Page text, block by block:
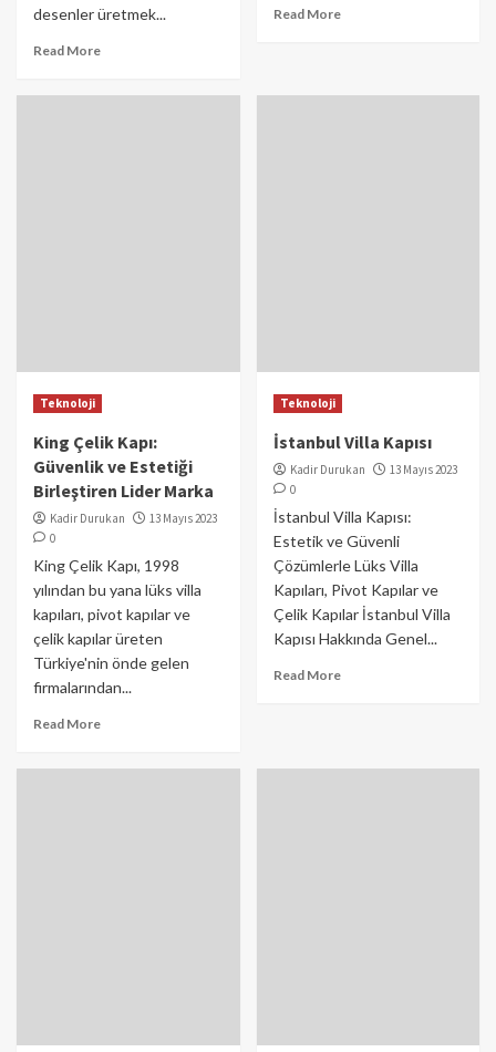
desenler üretmek...
Read More
Read More
Teknoloji
King Çelik Kapı:
Güvenlik ve Estetiği
Birleştiren Lider Marka
Kadir Durukan
13 Mayıs 2023
0
King Çelik Kapı, 1998
yılından bu yana lüks villa
kapıları, pivot kapılar ve
çelik kapılar üreten
Türkiye'nin önde gelen
firmalarından...
Read More
Teknoloji
İstanbul Villa Kapısı
Kadir Durukan
13 Mayıs 2023
0
İstanbul Villa Kapısı:
Estetik ve Güvenli
Çözümlerle Lüks Villa
Kapıları, Pivot Kapılar ve
Çelik Kapılar İstanbul Villa
Kapısı Hakkında Genel...
Read More